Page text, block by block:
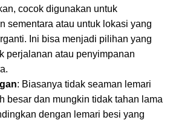
cocok digunakan untuk
sementara atau untuk lokasi yang
Ini bisa menjadi pilihan yang
perjalanan atau penyimpanan
: Biasanya tidak seaman lemari
besar dan mungkin tidak tahan lama
dengan lemari besi yang